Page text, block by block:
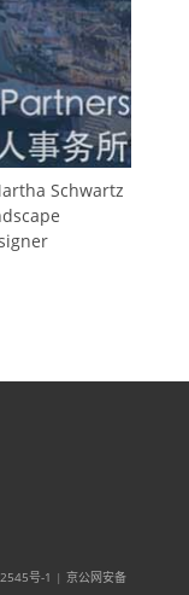
Schwartz
号-1 | 京公网安备